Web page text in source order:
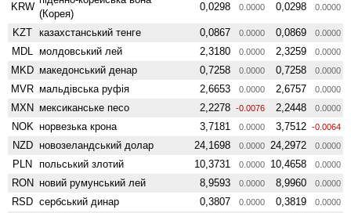
KRW
(Корея)
0,0298 0.0000 0,0298 0.0000
KZT казахстанський тенге 0,0867 0.0000 0,0869 0.0000
MDL молдовський лей 2,3180 0.0000 2,3259 0.0000
MKD македонський денар 0,7258 0.0000 0,7258 0.0000
MVR мальдівська руфія 2,6653 0.0000 2,6757 0.0000
MXN мексиканське песо 2,2278 -0.0076 2,2448 0.0000
NOK норвезька крона 3,7181 0.0000 3,7512 -0.0064
NZD ново­зеландський долар 24,1698 0.0000 24,2972 0.0000
PLN польський злотий 10,3731 0.0000 10,4658 0.0000
RON новий румунський лей 8,9593 0.0000 8,9960 0.0000
RSD сербський динар 0,3807 0.0000 0,3819 0.0000